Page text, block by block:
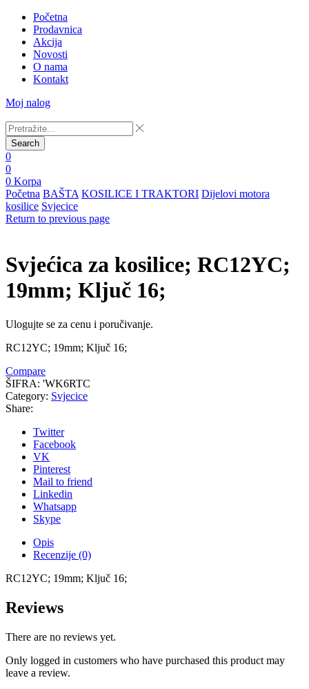
Početna
Prodavnica
Akcija
Novosti
O nama
Kontakt
Moj nalog
Search
0
0
0 Korpa
Početna BAŠTA KOSILICE I TRAKTORI Dijelovi motora
kosilice Svjecice
Return to previous page
Svjećica za kosilice; RC12YC;
19mm; Ključ 16;
Ulogujte se za cenu i poručivanje.
RC12YC; 19mm; Ključ 16;
Compare
ŠIFRA: 'WK6RTC
Category: Svjecice
Share:
Twitter
Facebook
VK
Pinterest
Mail to friend
Linkedin
Whatsapp
Skype
Opis
Recenzije (0)
RC12YC; 19mm; Ključ 16;
Reviews
There are no reviews yet.
Only logged in customers who have purchased this product may
leave a review.